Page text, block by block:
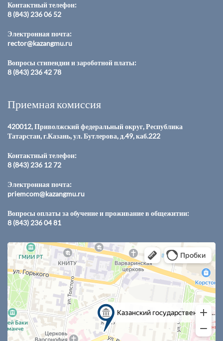
Контактный телефон:
8 (843) 236 06 52
Электронная почта:
rector@kazangmu.ru
Вопросы стипендии и зароботной платы:
8 (843) 236 42 78
Приемная комиссия
420012, Приволжский федеральный округ, Республика
Татарстан, г.Казань, ул. Бутлерова, д.49, каб.222
Контактный телефон:
8 (843) 236 12 72
Электронная почта:
priemcom@kazangmu.ru
Вопросы оплаты за обучение и проживание в общежитии:
8 (843) 236 04 81